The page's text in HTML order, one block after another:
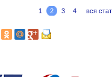
1 2 3 4 вся